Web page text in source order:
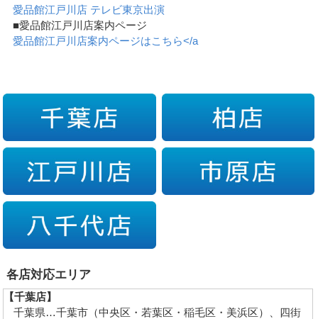
愛品館江戸川店 テレビ東京出演
■愛品館江戸川店案内ページ
愛品館江戸川店案内ページはこちら</a
各店対応エリア
【千葉店】
千葉県…千葉市（中央区・若葉区・稲毛区・美浜区）、四街